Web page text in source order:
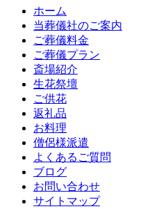
ホーム
当葬儀社のご案内
ご葬儀料金
ご葬儀プラン
斎場紹介
生花祭壇
ご供花
返礼品
お料理
僧侶様派遣
よくあるご質問
ブログ
お問い合わせ
サイトマップ